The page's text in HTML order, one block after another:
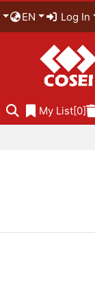
EN Log In
My List[0]